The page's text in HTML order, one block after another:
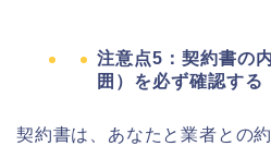
注意点5：契約書の
囲）を必ず確認する
契約書は、あなたと業者との